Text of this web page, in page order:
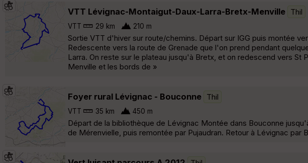
VTT Lévignac-Montaigut-Daux-Larra-Bretx-Menville Thil
VTT 29 km 210 m
Sortie VTT d'hiver sur route/chemins. Départ sur IGG puis montée
Redescente vers la route de Grenade que l'on prend pendant
Larra. On reste sur le plateau jusqu'à Bretx, et on redescend vers St
Menville et les bords de »
Foyer rural Lévignac - Bouconne Thil
VTT 35 km 450 m
Départ de la bibliothèque de Lévignac Montée dans Bouconne
de Mérenvielle, puis remontée par Pujaudran. Retour à Lévignac par